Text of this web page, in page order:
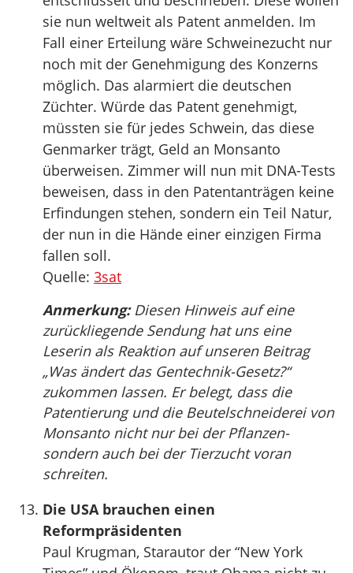
sie nun weltweit als Patent anmelden. Im
Fall einer Erteilung wäre Schweinezucht nur
noch mit der Genehmigung des Konzerns
möglich. Das alarmiert die deutschen
Züchter. Würde das Patent genehmigt,
müssten sie für jedes Schwein, das diese
Genmarker trägt, Geld an Monsanto
überweisen. Zimmer will nun mit DNA-Tests
beweisen, dass in den Patentanträgen keine
Erfindungen stehen, sondern ein Teil Natur,
der nun in die Hände einer einzigen Firma
fallen soll.
Quelle: 3sat
Anmerkung:Diesen Hinweis auf eine
zurückliegende Sendung hat uns eine
Leserin als Reaktion auf unseren Beitrag
„Was ändert das Gentechnik-Gesetz?“
zukommen lassen. Er belegt, dass die
Patentierung und die Beutelschneiderei von
Monsanto nicht nur bei der Pflanzen-
sondern auch bei der Tierzucht voran
schreiten.
Die USA brauchen einen
Reformpräsidenten
Paul Krugman, Starautor der “New York